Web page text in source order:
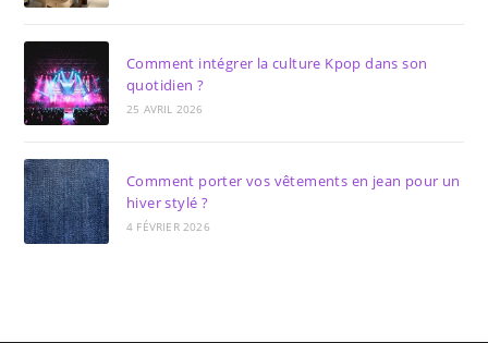
Comment intégrer la culture Kpop dans son
quotidien ?
25 AVRIL 2026
Comment porter vos vêtements en jean pour un
hiver stylé ?
4 FÉVRIER 2026